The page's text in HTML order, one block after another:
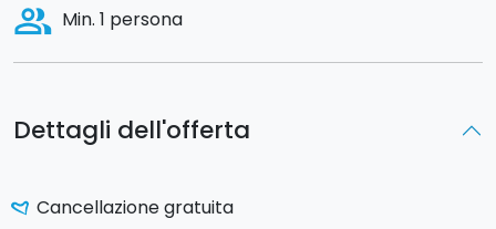
Dettagli dell'offerta
Cancellazione gratuita
people_alt Min. 1 persona